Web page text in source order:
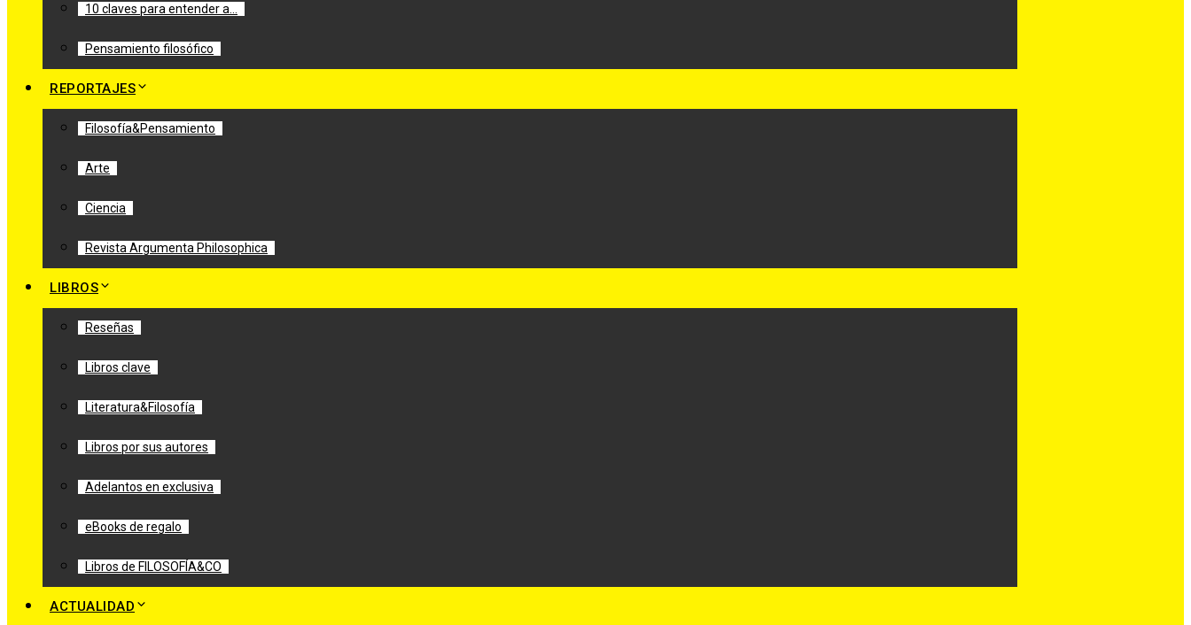
10 claves para entender a…
Pensamiento filosófico
REPORTAJES
Filosofía&Pensamiento
Arte
Ciencia
Revista Argumenta Philosophica
LIBROS
Reseñas
Libros clave
Literatura&Filosofía
Libros por sus autores
Adelantos en exclusiva
eBooks de regalo
Libros de FILOSOFÍA&CO
ACTUALIDAD